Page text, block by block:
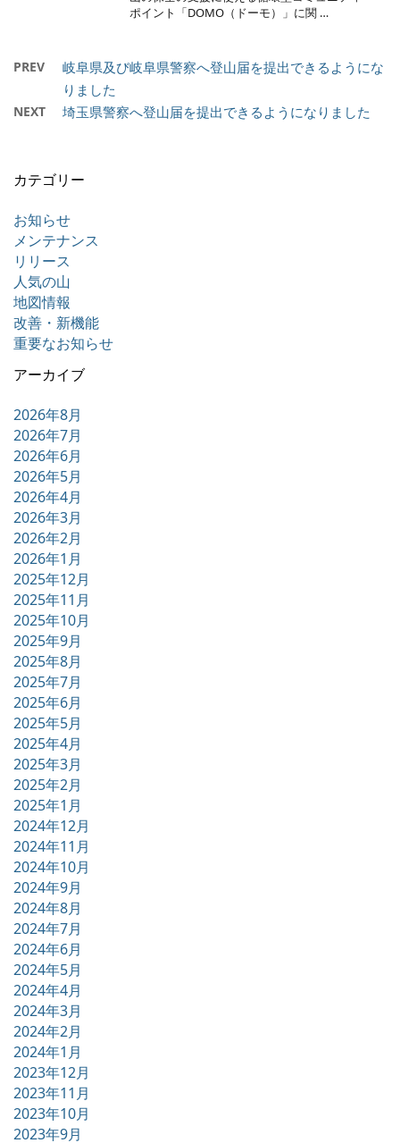
ポイント「DOMO（ドーモ）」に関 …
PREV
岐阜県及び岐阜県警察へ登山届を提出できるようにな
りました
NEXT 埼玉県警察へ登山届を提出できるようになりました
カテゴリー
お知らせ
メンテナンス
リリース
人気の山
地図情報
改善・新機能
重要なお知らせ
アーカイブ
2026年8月
2026年7月
2026年6月
2026年5月
2026年4月
2026年3月
2026年2月
2026年1月
2025年12月
2025年11月
2025年10月
2025年9月
2025年8月
2025年7月
2025年6月
2025年5月
2025年4月
2025年3月
2025年2月
2025年1月
2024年12月
2024年11月
2024年10月
2024年9月
2024年8月
2024年7月
2024年6月
2024年5月
2024年4月
2024年3月
2024年2月
2024年1月
2023年12月
2023年11月
2023年10月
2023年9月